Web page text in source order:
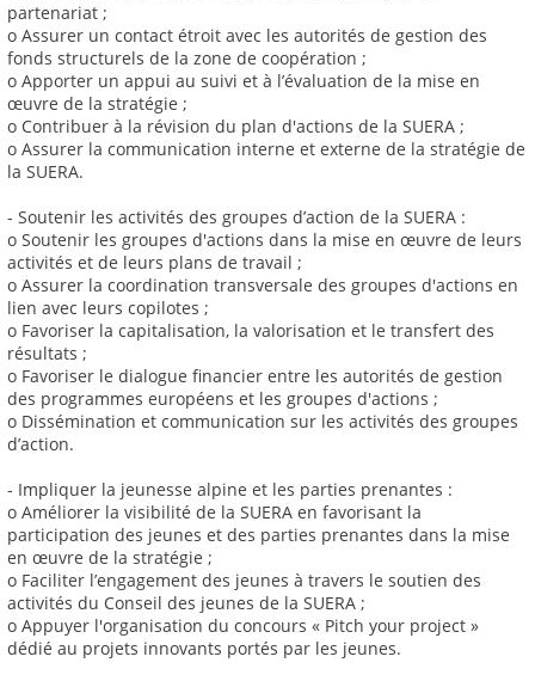
partenariat ;
o Assurer un contact étroit avec les autorités de gestion des
fonds structurels de la zone de coopération ;
o Apporter un appui au suivi et à l’évaluation de la mise en
œuvre de la stratégie ;
o Contribuer à la révision du plan d'actions de la SUERA ;
o Assurer la communication interne et externe de la stratégie de
la SUERA.
- Soutenir les activités des groupes d’action de la SUERA :
o Soutenir les groupes d'actions dans la mise en œuvre de leurs
activités et de leurs plans de travail ;
o Assurer la coordination transversale des groupes d'actions en
lien avec leurs copilotes ;
o Favoriser la capitalisation, la valorisation et le transfert des
résultats ;
o Favoriser le dialogue financier entre les autorités de gestion
des programmes européens et les groupes d'actions ;
o Dissémination et communication sur les activités des groupes
d’action.
- Impliquer la jeunesse alpine et les parties prenantes :
o Améliorer la visibilité de la SUERA en favorisant la
participation des jeunes et des parties prenantes dans la mise
en œuvre de la stratégie ;
o Faciliter l’engagement des jeunes à travers le soutien des
activités du Conseil des jeunes de la SUERA ;
o Appuyer l'organisation du concours « Pitch your project »
dédié au projets innovants portés par les jeunes.